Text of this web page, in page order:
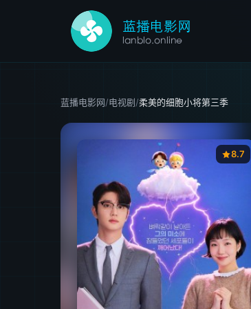
蓝播电影网/电视剧/柔美的细胞小将第三季
8.7